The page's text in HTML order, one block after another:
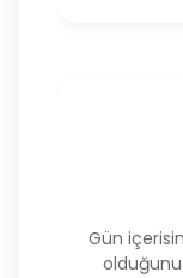
Gün
olduğunu